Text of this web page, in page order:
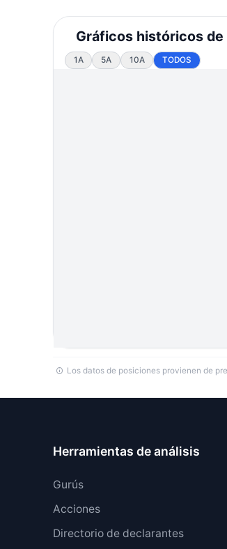
Gráficos históricos
1A 5A 10A TODOS
Los datos de posiciones provienen de
Herramientas de análisis
Gurús
Acciones
Directorio de declarantes